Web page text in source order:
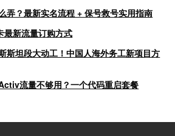
弄？最新实名流程 + 保号救号实用指南
最新流量订购方式
斯坦段大动工！中国人海外务工新项目方
流量不够用？一个代码重启套餐